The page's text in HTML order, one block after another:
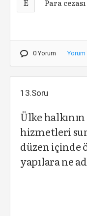
Para cezası
0 Yorum Yorum
13.Soru
Ülke
hizmetleri
düzen içinde
yapılara ne